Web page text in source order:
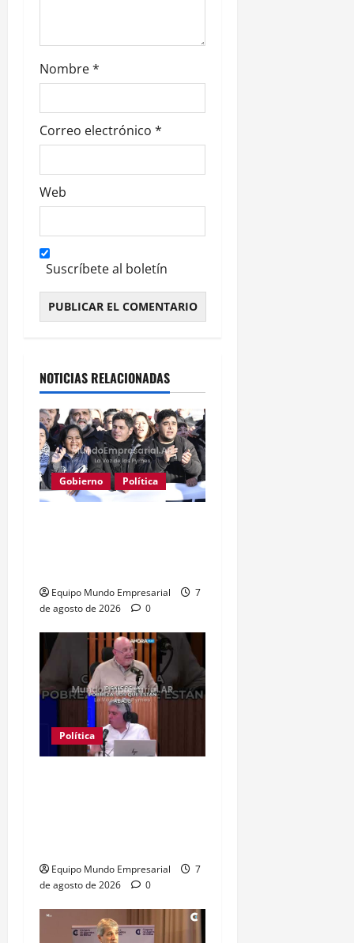
a
s
Nombre*
Correo electrónico *
Web
Suscríbete al boletín
NOTICIAS RELACIONADAS
Gobierno Política
Equipo Mundo Empresarial
7
de agosto de 2026
0
Política
Equipo Mundo Empresarial
7
de agosto de 2026
0